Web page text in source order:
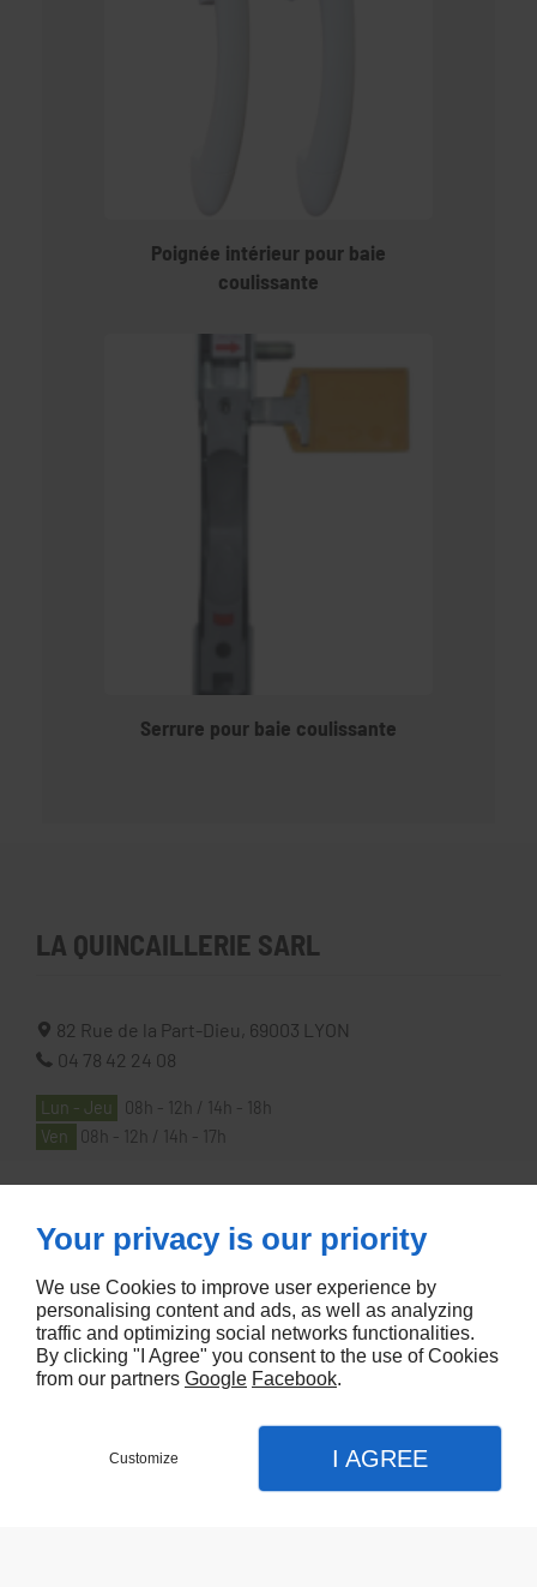
Poignée intérieur pour baie
coulissante
Serrure pour baie coulissante
LA QUINCAILLERIE SARL
82 Rue de la Part-Dieu, 69003
LYON
04 78 42 24 08
Lun - Jeu
08h - 12h / 14h - 18h
Ven
08h - 12h / 14h - 17h
À PROPOS
Accueil
Contactez-nous
Mentions légales
Plan du site
Your privacy is our priority
We use Cookies to improve user experience by
personalising content and ads, as well as analyzing
traffic and optimizing social networks functionalities.
By clicking "I Agree" you consent to the use of Cookies
from our partners Google Facebook.
Customize I AGREE